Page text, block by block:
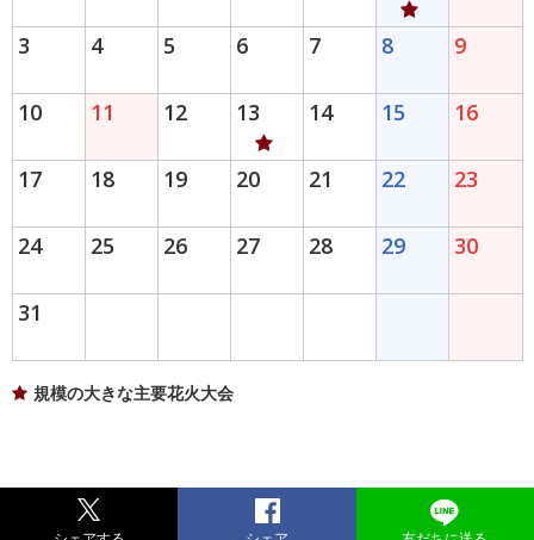
3 4 5 6 7 8 9
10 11 12 13 14 15 16
17 18 19 20 21 22 23
24 25 26 27 28 29 30
31
規模の大きな主要花火大会